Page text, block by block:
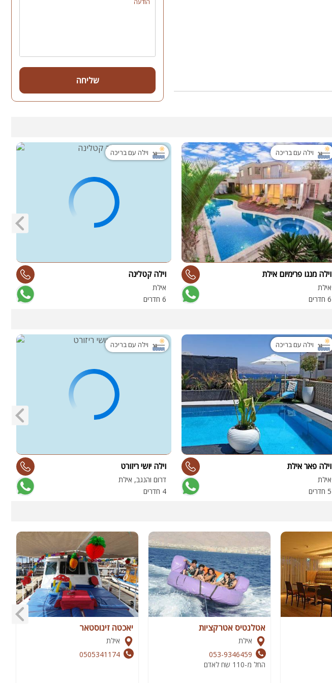
הודעה
שליחה
וילה עם בריכה
וילה מנגו פרימיום אילת
אילת
6 חדרים
וילה עם בריכה
וילה קטלינה
אילת
6 חדרים
וילה עם בריכה
וילה פאר אילת
אילת
5 חדרים
וילה עם בריכה
וילה יושי ריזורט
דרום והנגב, אילת
4 חדרים
אטלנטיס אטרקציות
אילת
053-9346459
החל מ-110 שח לאדם
יאכטה זינוסטאר
אילת
0505341174